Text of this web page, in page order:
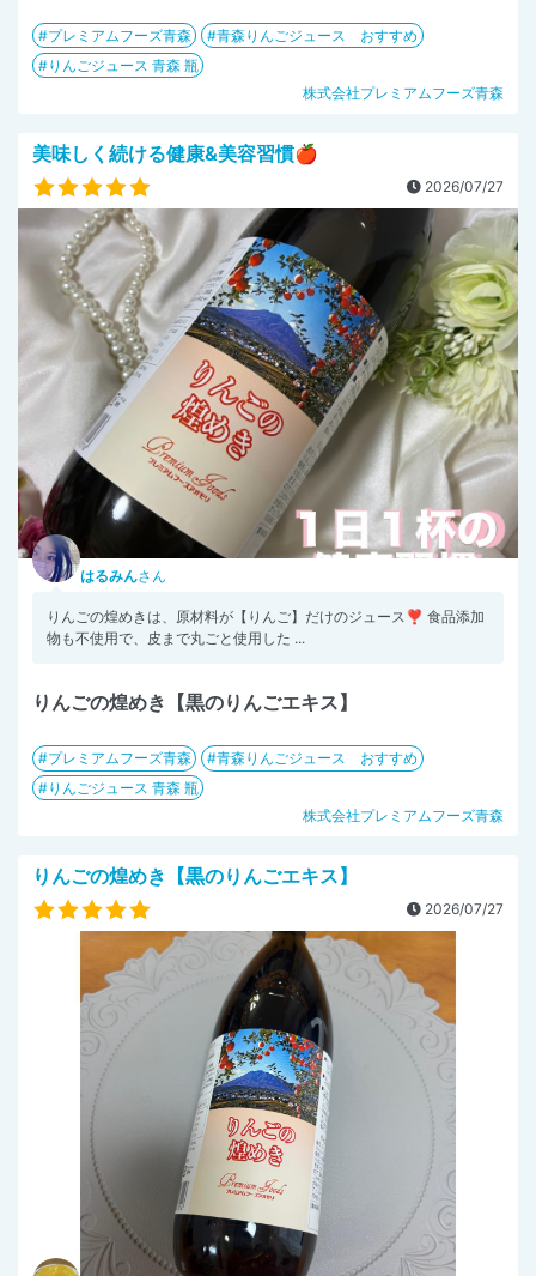
プレミアムフーズ青森
青森りんごジュース おすすめ
りんごジュース 青森 瓶
株式会社プレミアムフーズ青森
美味しく続ける健康&美容習慣🍎
2026/07/27
はるみんさん
りんごの煌めきは、原材料が【りんご】だけのジュース❣️ 食品添加
物も不使用で、皮まで丸ごと使用した ...
りんごの煌めき【黒のりんごエキス】
プレミアムフーズ青森
青森りんごジュース おすすめ
りんごジュース 青森 瓶
株式会社プレミアムフーズ青森
りんごの煌めき【黒のりんごエキス】
2026/07/27